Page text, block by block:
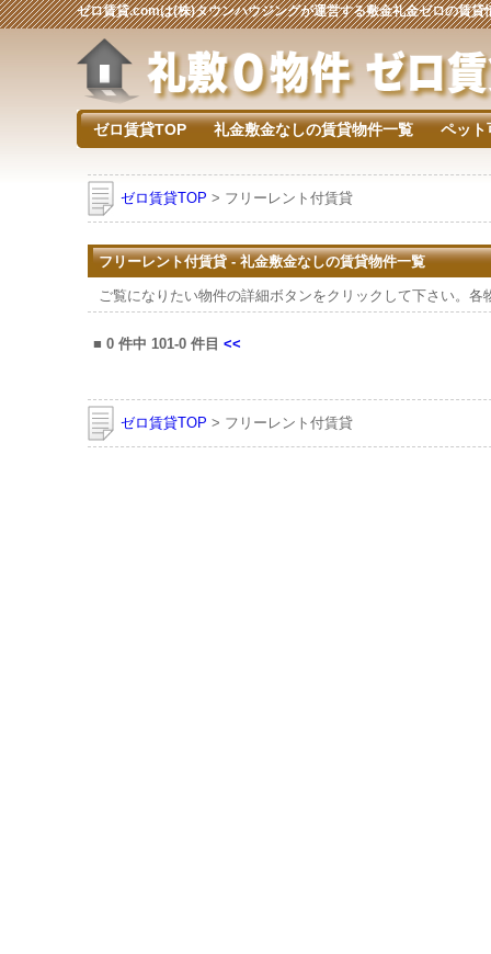
ゼロ賃貸.comは(株)タウンハウジングが運営する敷金礼金ゼロの賃貸
ゼロ賃貸TOP 礼金敷金なしの賃貸物件一覧 ペット
ゼロ賃貸TOP > フリーレント付賃貸
フリーレント付賃貸 - 礼金敷金なしの賃貸物件一覧
ご覧になりたい物件の詳細ボタンをクリックして下さい。各
■ 0 件中 101-0 件目 <<
ゼロ賃貸TOP > フリーレント付賃貸